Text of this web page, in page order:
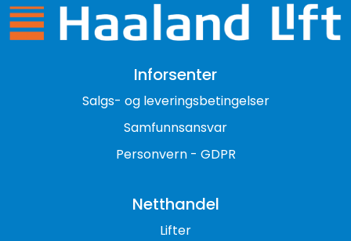
Inforsenter
Salgs- og leveringsbetingelser
Samfunnsansvar
Personvern - GDPR
Netthandel
Lifter